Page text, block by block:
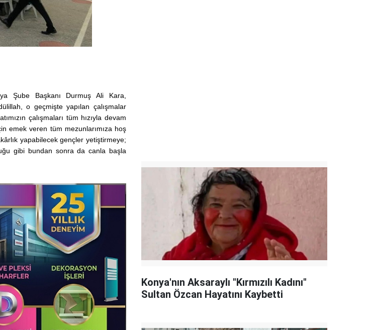
Şube Başkanı Durmuş Ali Kara,
o geçmişte yapılan çalışmalar
çalışmaları tüm hızıyla devam
emek veren tüm mezunlarımıza hoş
yapabilecek gençler yetiştirmeye;
gibi bundan sonra da canla başla
Konya'nın Aksaraylı "Kırmızılı Kadını"
Sultan Özcan Hayatını Kaybetti